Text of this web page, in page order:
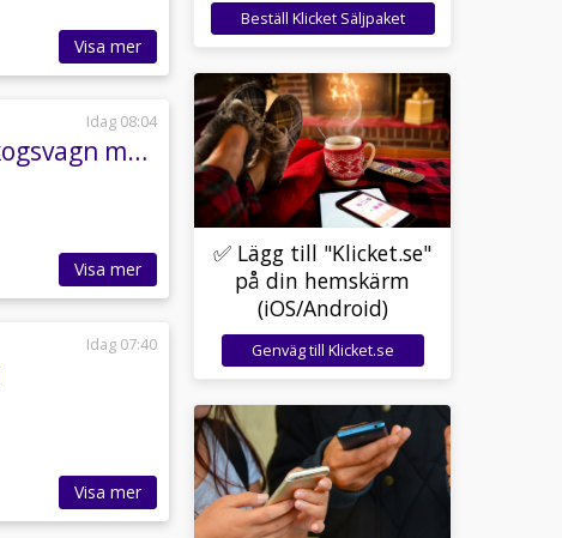
Visa mer
Idag 08:04
Can-Am Pro -Terra TL1600BIGKIT komplett skogsvagn med eget elsystem
Visa mer
Idag 07:40
Visa mer
Beställ Klicket Säljpaket
✅ Lägg till "Klicket.se"
på din hemskärm
(iOS/Android)
Genväg till Klicket.se